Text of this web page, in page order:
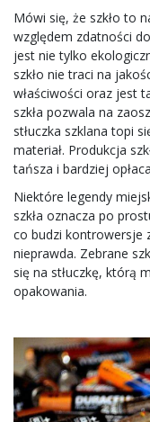
Mówi się, że szkło to
względem zdatności
jest nie tylko
szkło nie traci na
właściwości oraz jest
szkła pozwala na
stłuczka szklana topi
materiał. Produkcja
tańsza i bardziej
Niektóre legendy
szkła oznacza po
co budzi kontrowersje
nieprawda. Zebrane
się na stłuczkę, którą
opakowania.